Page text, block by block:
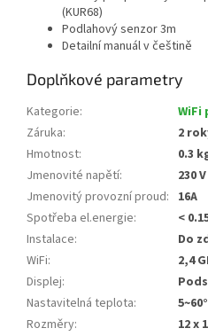
(KUR68)
Podlahový senzor 3m
Detailní manuál v češtině
Doplňkové parametry
Kategorie:
Záruka:
2
Hmotnost:
0.3
Jmenovité napětí:
230 V
Jmenovitý provozní proud: 16A
Spotřeba el.energie:
<
Instalace:
Do
WiFi:
2,4
Displej:
Nastavitelná teplota:
Rozměry:
12 x